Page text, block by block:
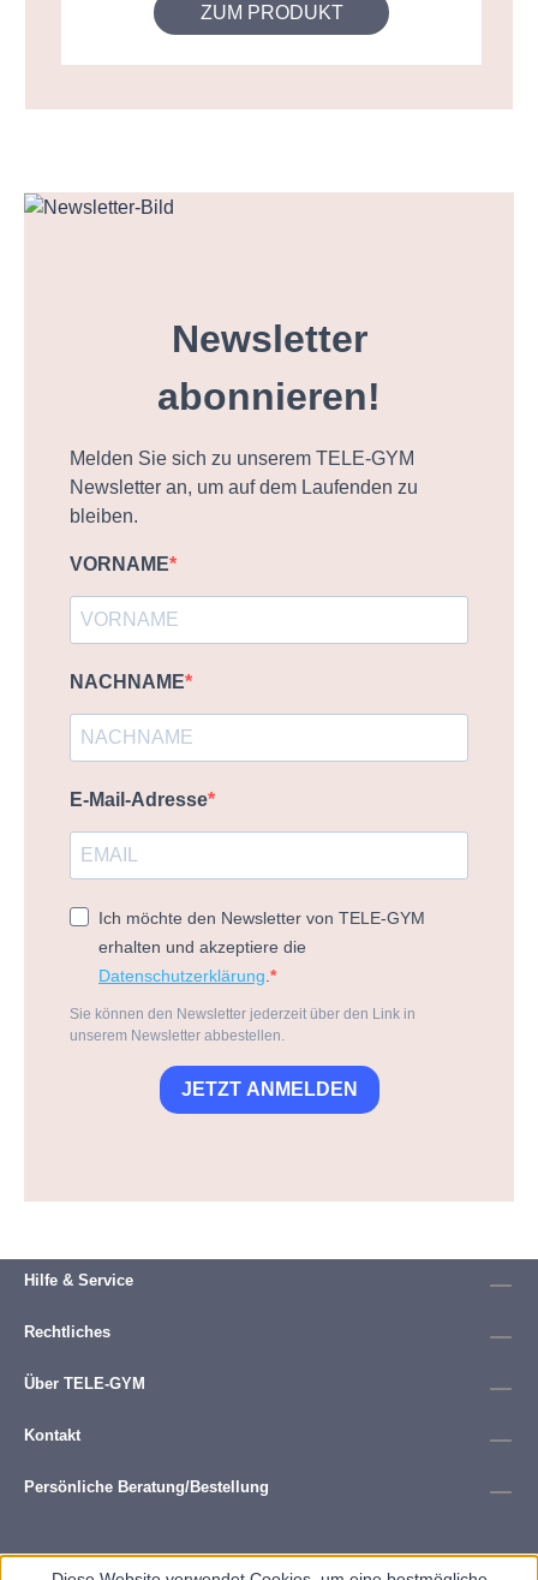
ZUM PRODUKT
Newsletter
abonnieren!
Melden Sie sich zu unserem TELE-GYM
Newsletter an, um auf dem Laufenden zu
bleiben.
VORNAME
NACHNAME
E-Mail-Adresse
Ich möchte den Newsletter von TELE-GYM
erhalten und akzeptiere die
Datenschutzerklärung
Sie können den Newsletter jederzeit über den Link in
unserem Newsletter abbestellen.
JETZT ANMELDEN
Hilfe & Service
Rechtliches
Über TELE-GYM
Kontakt
Persönliche Beratung/Bestellung